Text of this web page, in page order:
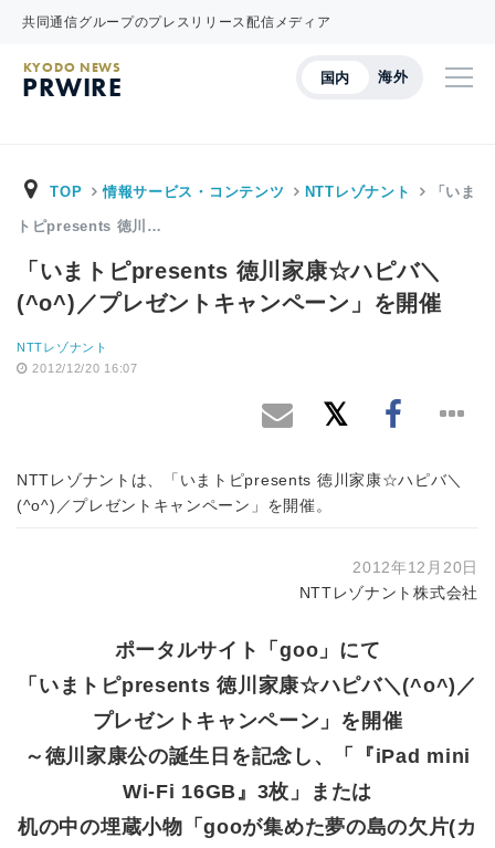
共同通信グループのプレスリリース配信メディア
国内 海外
KYODO NEWS
PRWIRE
TOP 情報サービス・コンテンツ NTTレゾナント 「いま
トピpresents 徳川…
「いまトピpresents 徳川家康☆ハピバ＼
(^o^)／プレゼントキャンペーン」を開催
NTTレゾナント
2012/12/20 16:07
NTTレゾナントは、「いまトピpresents 徳川家康☆ハピバ＼
(^o^)／プレゼントキャンペーン」を開催。
2012年12月20日
NTTレゾナント株式会社
ポータルサイト「goo」にて
「いまトピpresents 徳川家康☆ハピバ＼(^o^)／
プレゼントキャンペーン」を開催
～徳川家康公の誕生日を記念し、「『iPad mini
Wi-Fi 16GB』3枚」または
机の中の埋蔵小物「gooが集めた夢の島の欠片(カ